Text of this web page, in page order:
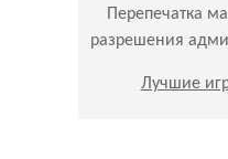
Перепечатка
разрешения
Лучшие